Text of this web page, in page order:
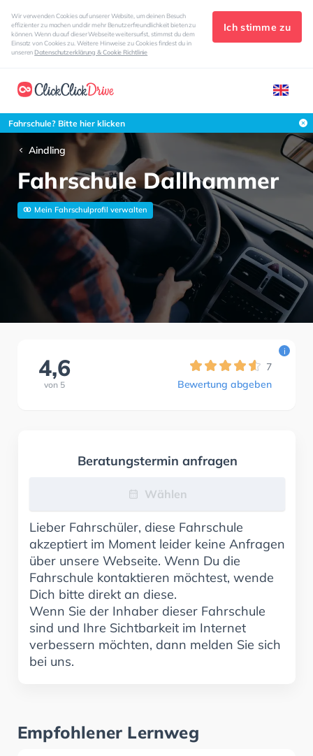
Wir verwenden Cookies auf unserer Website, um deinen Besuch
effizienter zu machen und dir mehr Benutzerfreundlichkeit bieten zu
können. Wenn du auf dieser Webseite weitersurfst, stimmst du dem
Einsatz von Cookies zu. Weitere Hinweise zu Cookies findest du in
unserenDatenschutzerklärung & Cookie Richtlinie
Ich stimme zu
Fahrschule? Bitte hier klicken
Aindling
Fahrschule Dallhammer
Mein Fahrschulprofil verwalten
4,6
von 5
7
Bewertung abgeben
i
Beratungstermin anfragen
Wählen
Lieber Fahrschüler, diese Fahrschule
akzeptiert im Moment leider keine Anfragen
über unsere Webseite. Wenn Du die
Fahrschule kontaktieren möchtest, wende
Dich bitte direkt an diese.
Wenn Sie der Inhaber dieser Fahrschule
sind und Ihre Sichtbarkeit im Internet
verbessern möchten, dann melden Sie sich
bei uns.
Empfohlener Lernweg